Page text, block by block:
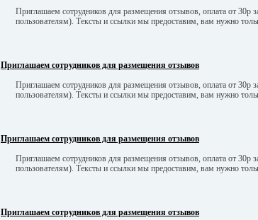
Приглашаем сотрудников для размещения отзывов, оплата от 30р
пользователям). Тексты и ссылки мы предоставим, вам нужно
Приглашаем сотрудников для размещения отзывов
Приглашаем сотрудников для размещения отзывов, оплата от 30р
пользователям). Тексты и ссылки мы предоставим, вам нужно
Приглашаем сотрудников для размещения отзывов
Приглашаем сотрудников для размещения отзывов, оплата от 30р
пользователям). Тексты и ссылки мы предоставим, вам нужно
Приглашаем сотрудников для размещения отзывов